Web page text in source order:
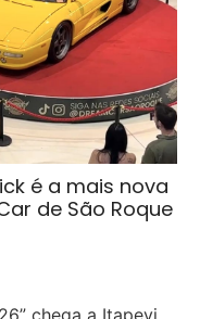
é a mais nova
de São Roque